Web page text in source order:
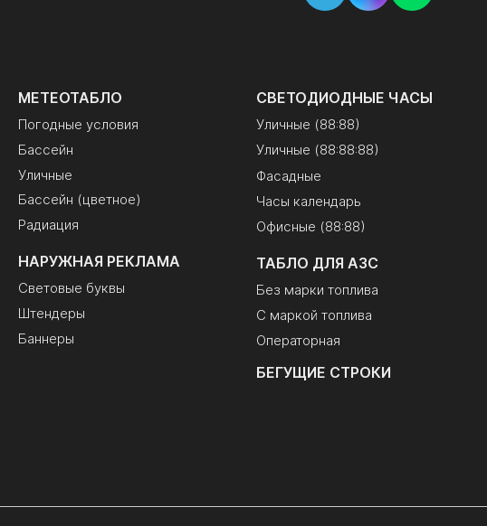
МЕТЕОТАБЛО
Погодные условия
Бассейн
Уличные
Бассейн (цветное)
Радиация
НАРУЖНАЯ РЕКЛАМА
Световые буквы
Штендеры
Баннеры
СВЕТОДИОДНЫЕ ЧАСЫ
Уличные (88:88)
Уличные (88:88:88)
Фасадные
Часы календарь
Офисные (88:88)
ТАБЛО ДЛЯ АЗС
Без марки топлива
С маркой топлива
Операторная
БЕГУЩИЕ СТРОКИ